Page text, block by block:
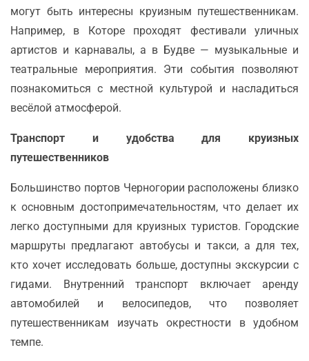
могут быть интересны круизным путешественникам.
Например, в Которе проходят фестивали уличных
артистов и карнавалы, а в Будве — музыкальные и
театральные мероприятия. Эти события позволяют
познакомиться с местной культурой и насладиться
весёлой атмосферой.
Транспорт и удобства для круизных
путешественников
Большинство портов Черногории расположены близко
к основным достопримечательностям, что делает их
легко доступными для круизных туристов. Городские
маршруты предлагают автобусы и такси, а для тех,
кто хочет исследовать больше, доступны экскурсии с
гидами. Внутренний транспорт включает аренду
автомобилей и велосипедов, что позволяет
путешественникам изучать окрестности в удобном
темпе.